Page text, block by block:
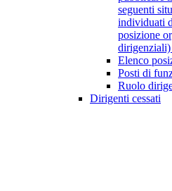
seguenti
individuati
posizione
dirigenziali)
Elenco
Posti di
Ruolo
Dirigenti cessati